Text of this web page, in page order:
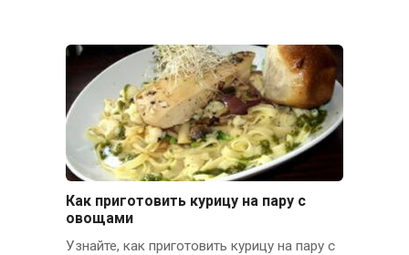
Как приготовить курицу на пару с
овощами
Узнайте, как приготовить курицу на пару с